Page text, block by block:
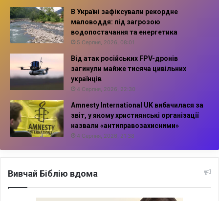
В Україні зафіксували рекордне
маловоддя: під загрозою
водопостачання та енергетика
5 Серпня, 2026, 08:01
Від атак російських FPV-дронів
загинули майже тисяча цивільних
українців
4 Серпня, 2026, 22:30
Amnesty International UK вибачилася за
звіт, у якому християнські організації
назвали «антиправозахисними»
4 Серпня, 2026, 21:38
Вивчай Біблію вдома